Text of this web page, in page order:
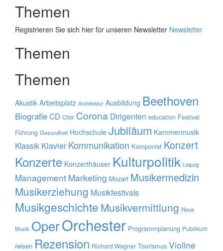
Themen
Registrieren Sie sich hier für unseren Newsletter Newsletter
Themen
Themen
Akustik Arbeitsplatz Architektur Ausbildung Beethoven
BiografieCD Chor Corona Dirigenten education Festival
Führung Gesundheit Hochschule Jubiläum Kammermusik
Klassik Klavier Kommunikation Komponist Konzert
Konzerte Konzerthäuser Kulturpolitik Leipzig
Management Marketing Mozart Musikermedizin
Musikerziehung Musikfestivals
Musikgeschichte Musikvermittlung Neue
Musik OperOrchester Programmplanung Publikum
reisen Rezension Richard Wagner Tourismus Violine